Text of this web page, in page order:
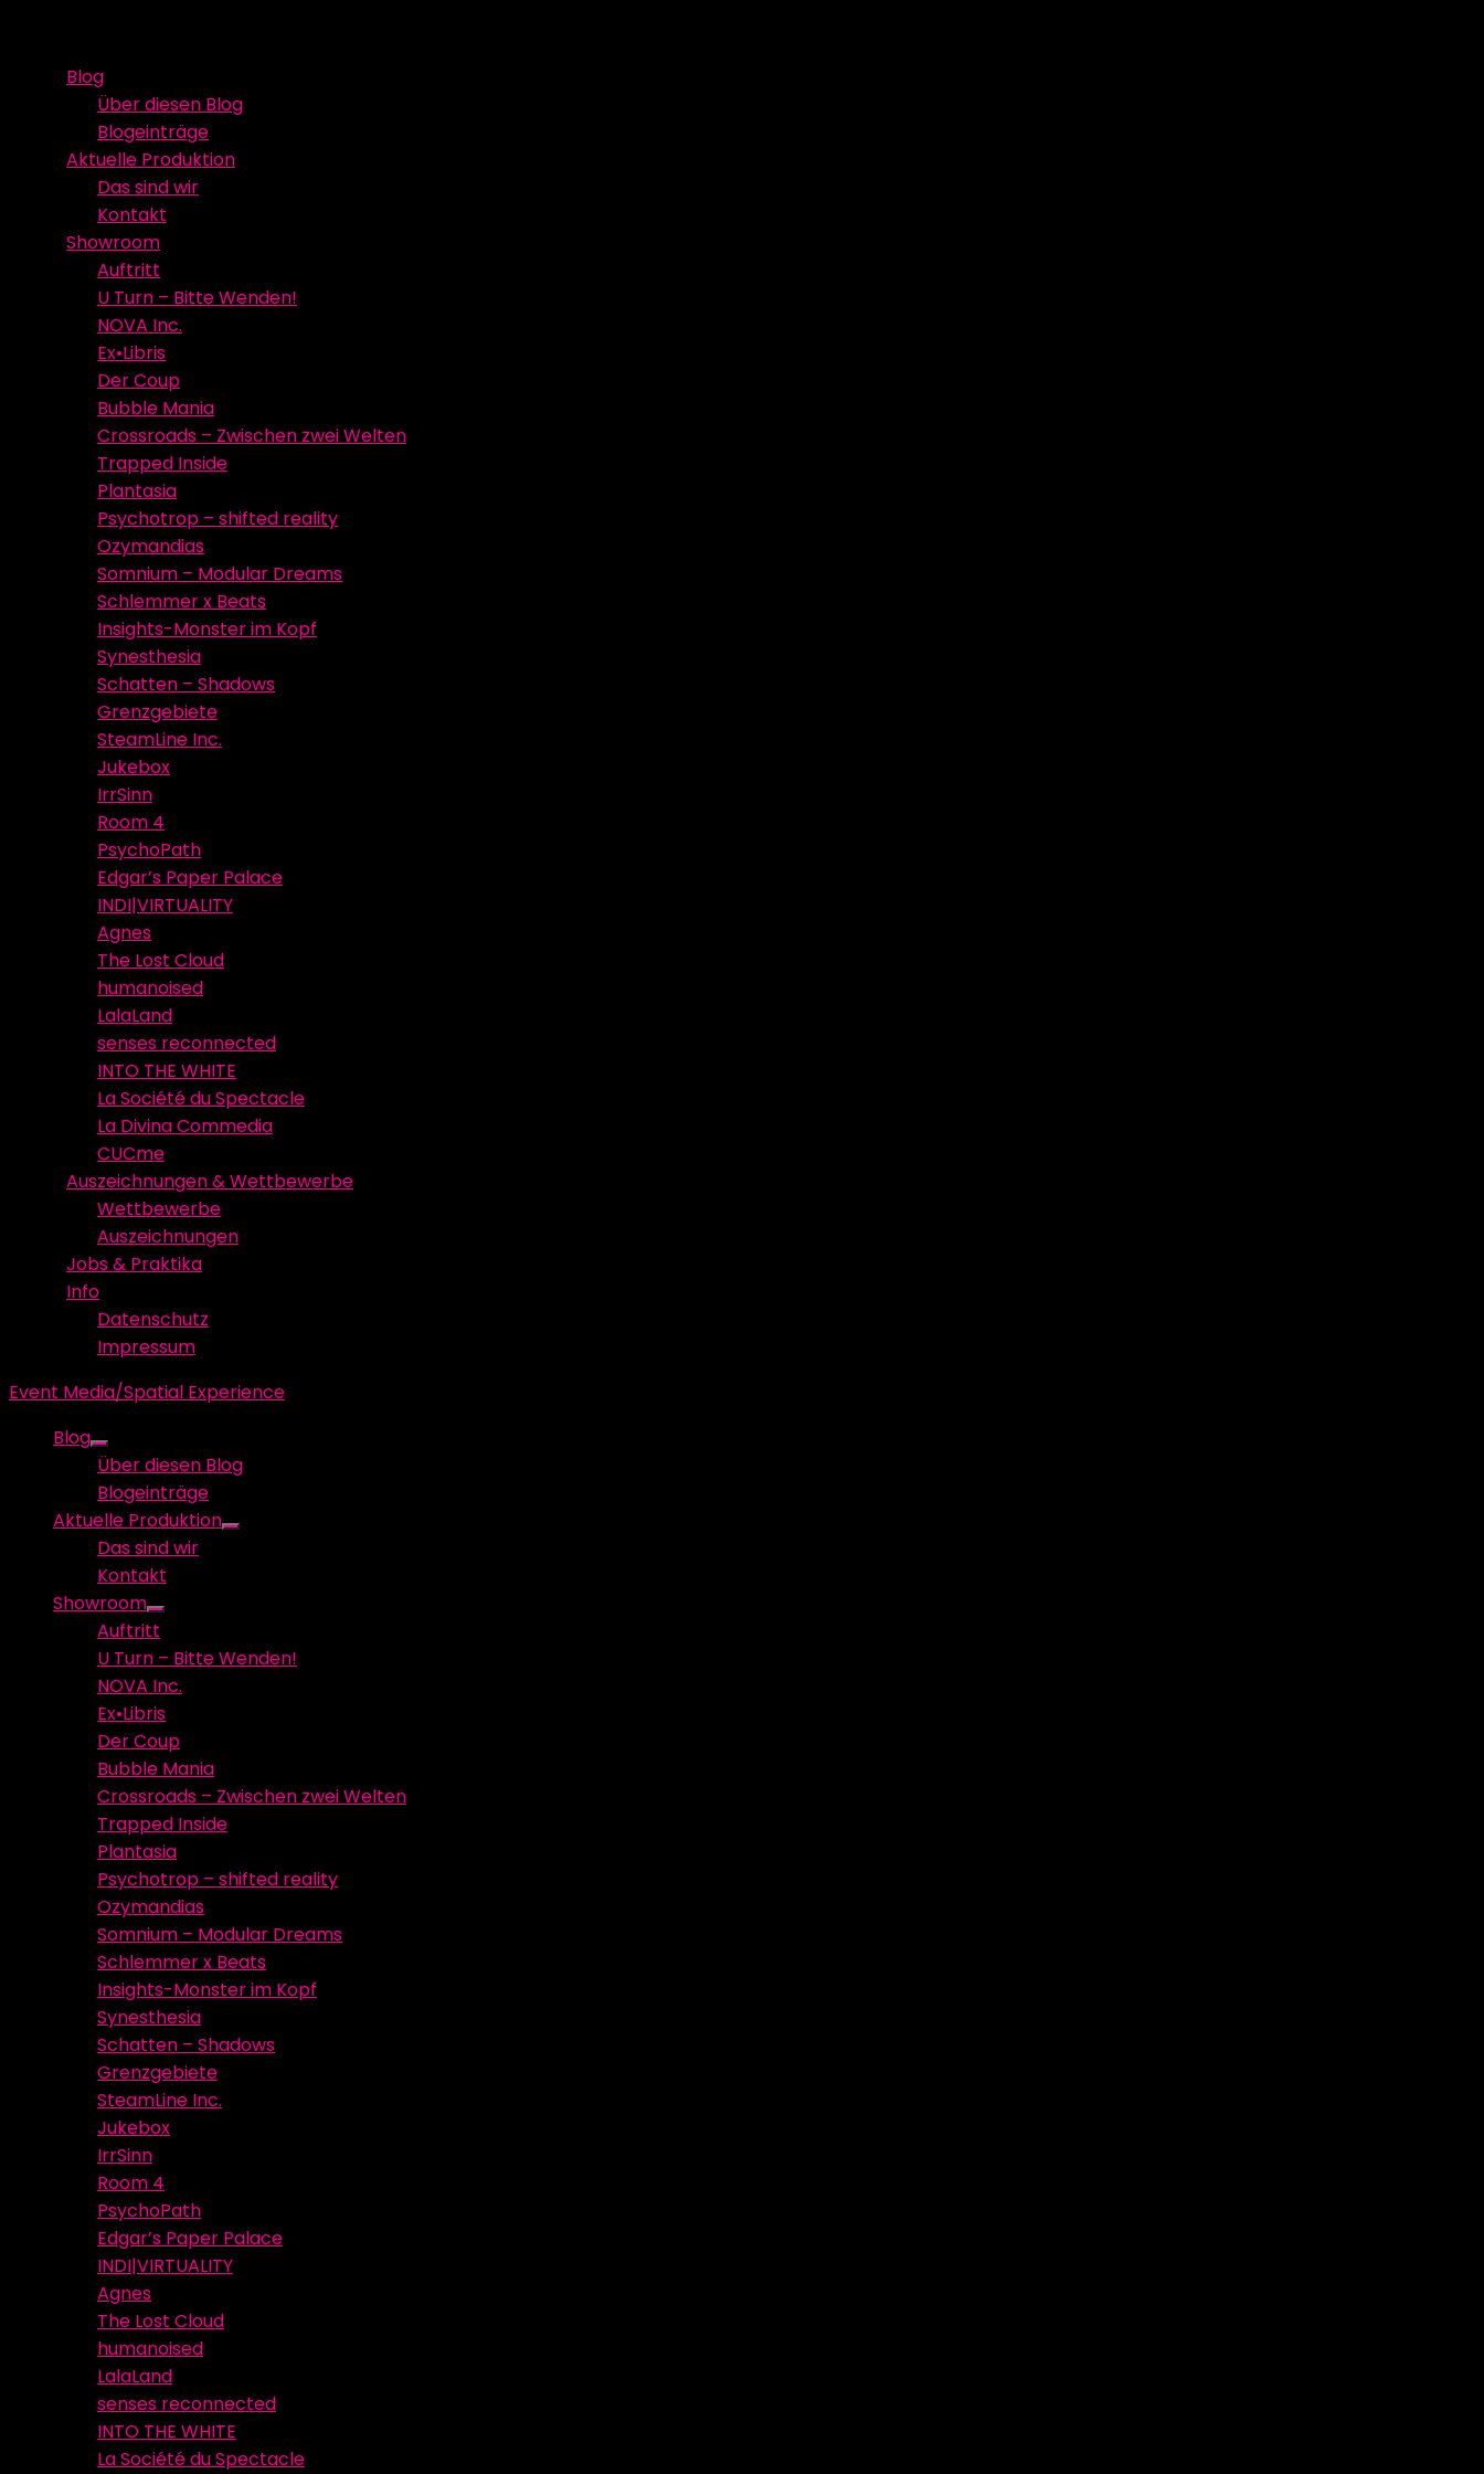
contentBlog
Über diesen Blog
Blogeinträge
Aktuelle Produktion
Das sind wir
Kontakt
Showroom
Auftritt
U Turn – Bitte Wenden!
NOVA Inc.
Ex•Libris
Der Coup
Bubble Mania
Crossroads – Zwischen zwei Welten
Trapped Inside
Plantasia
Psychotrop – shifted reality
Ozymandias
Somnium – Modular Dreams
Schlemmer x Beats
Insights-Monster im Kopf
Synesthesia
Schatten – Shadows
Grenzgebiete
SteamLine Inc.
Jukebox
IrrSinn
Room 4
PsychoPath
Edgar’s Paper Palace
INDI|VIRTUALITY
Agnes
The Lost Cloud
humanoised
LalaLand
senses reconnected
INTO THE WHITE
La Société du Spectacle
La Divina Commedia
CUCme
Auszeichnungen & Wettbewerbe
Wettbewerbe
Auszeichnungen
Jobs & Praktika
Info
Datenschutz
Impressum
Event Media/Spatial Experience
Blog
Show
sub
menu
Über diesen Blog
Blogeinträge
Aktuelle Produktion
Show
Das sind wir
Kontakt
Showroom
Show
sub
menu
Auftritt
U Turn – Bitte Wenden!
NOVA Inc.
Ex•Libris
Der Coup
Bubble Mania
Crossroads – Zwischen zwei Welten
Trapped Inside
Plantasia
Psychotrop – shifted reality
Ozymandias
Somnium – Modular Dreams
Schlemmer x Beats
Insights-Monster im Kopf
Synesthesia
Schatten – Shadows
Grenzgebiete
SteamLine Inc.
Jukebox
IrrSinn
Room 4
PsychoPath
Edgar’s Paper Palace
INDI|VIRTUALITY
Agnes
The Lost Cloud
humanoised
LalaLand
senses reconnected
INTO THE WHITE
La Société du Spectacle